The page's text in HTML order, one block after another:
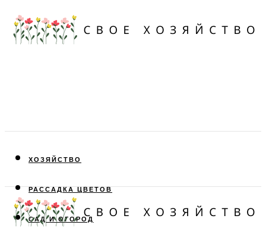
ХОЗЯЙСТВО
РАССАДКА ЦВЕТОВ
САД И ОГОРОД